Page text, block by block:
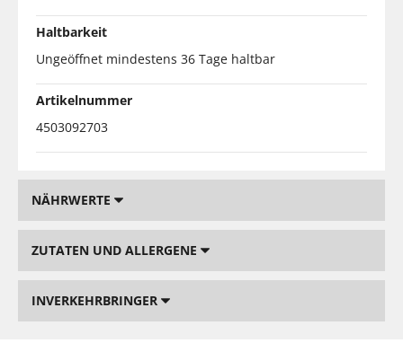
Haltbarkeit
Ungeöffnet mindestens 36 Tage haltbar
Artikelnummer
4503092703
NÄHRWERTE
ZUTATEN UND ALLERGENE
INVERKEHRBRINGER